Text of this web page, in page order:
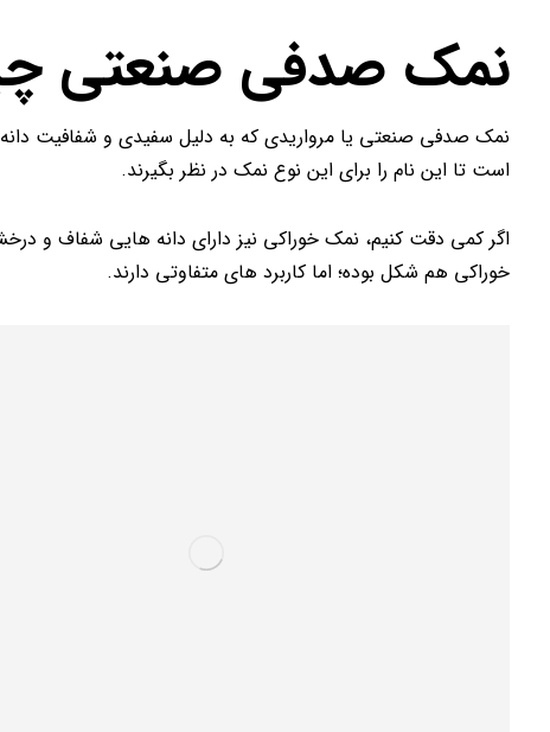
نمک صدفی صنعتی
نمک صدفی صنعتی یا مرواریدی که به دلیل سفیدی و شفافیت
است تا این نام را برای این نوع نمک در نظر بگیرند.
اگر کمی دقت کنیم، نمک خوراکی نیز دارای دانه هایی شفاف و
خوراکی هم شکل بوده؛ اما کاربرد های متفاوتی دارند.